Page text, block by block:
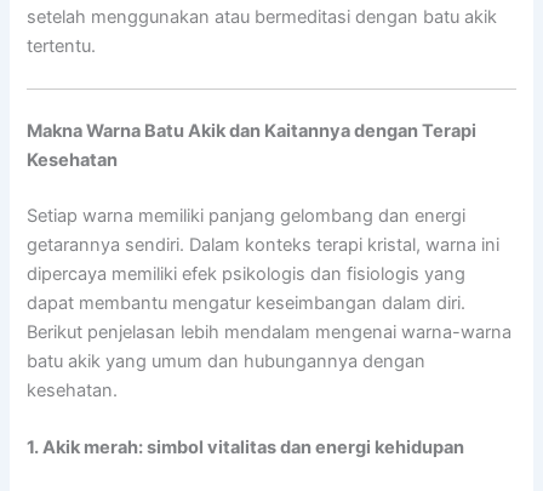
setelah menggunakan atau bermeditasi dengan batu akik
tertentu.
Makna Warna Batu Akik dan Kaitannya dengan Terapi
Kesehatan
Setiap warna memiliki panjang gelombang dan energi
getarannya sendiri. Dalam konteks terapi kristal, warna ini
dipercaya memiliki efek psikologis dan fisiologis yang
dapat membantu mengatur keseimbangan dalam diri.
Berikut penjelasan lebih mendalam mengenai warna-warna
batu akik yang umum dan hubungannya dengan
kesehatan.
1. Akik merah: simbol vitalitas dan energi kehidupan